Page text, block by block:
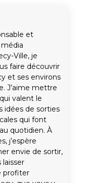
et
Ville, je
faire découvrir
et ses environs
J’aime mettre
valent le
idées de sorties
qui font
quotidien. À
j’espère
envie de sortir,
profiter